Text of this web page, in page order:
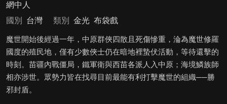
網中人
國別
台灣 類別 金光 布袋戲
魔世開始後經過一年，中原群俠四散且死傷慘重，淪為魔世修羅
國度的殖民地，僅有少數俠士仍在暗地裡蟄伏活動，等待還擊的
時刻。苗疆內戰僵局，鐵軍衛與西苗各派人入中原；海境鱗族師
相亦涉世。眾勢力皆在找尋目前最能有利打擊魔世的組織──勝
邪封盾。